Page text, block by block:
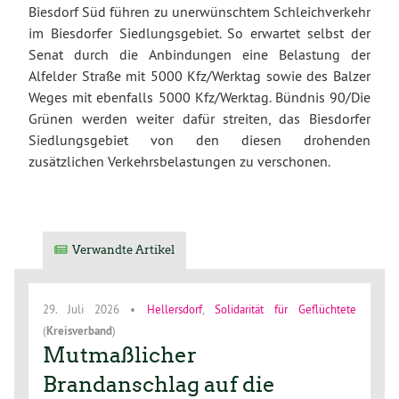
Biesdorf Süd führen zu unerwünschtem Schleichverkehr
im Biesdorfer Siedlungsgebiet. So erwartet selbst der
Senat durch die Anbindungen eine Belastung der
Alfelder Straße mit 5000 Kfz/Werktag sowie des Balzer
Weges mit ebenfalls 5000 Kfz/Werktag. Bündnis 90/Die
Grünen werden weiter dafür streiten, das Biesdorfer
Siedlungsgebiet von den diesen drohenden
zusätzlichen Verkehrsbelastungen zu verschonen.
Verwandte Artikel
29. Juli 2026 • Hellersdorf, Solidarität für Geflüchtete
(Kreisverband)
Mutmaßlicher
Brandanschlag auf die